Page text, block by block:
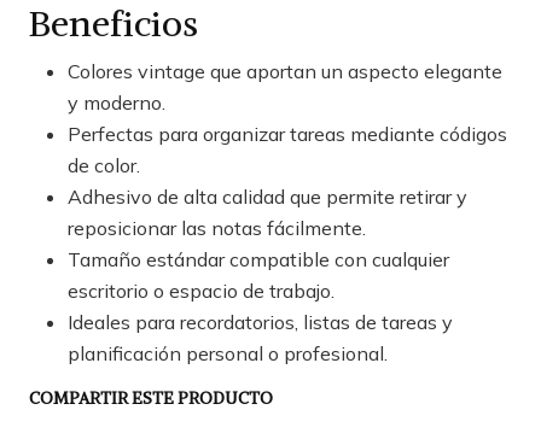
Beneficios
Colores vintage que aportan un aspecto elegante
y moderno.
Perfectas para organizar tareas mediante códigos
de color.
Adhesivo de alta calidad que permite retirar y
reposicionar las notas fácilmente.
Tamaño estándar compatible con cualquier
escritorio o espacio de trabajo.
Ideales para recordatorios, listas de tareas y
planificación personal o profesional.
COMPARTIR ESTE PRODUCTO